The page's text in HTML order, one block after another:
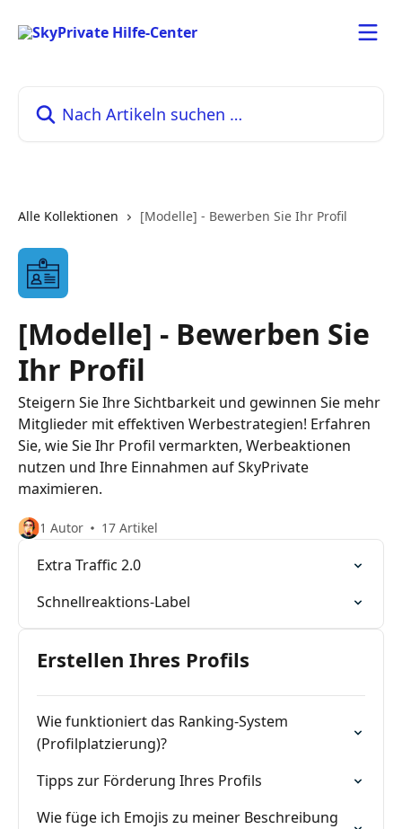
Alle Kollektionen [Modelle] - Bewerben Sie Ihr Profil
[Modelle] - Bewerben Sie
Ihr Profil
Steigern Sie Ihre Sichtbarkeit und gewinnen Sie mehr
Mitglieder mit effektiven Werbestrategien! Erfahren
Sie, wie Sie Ihr Profil vermarkten, Werbeaktionen
nutzen und Ihre Einnahmen auf SkyPrivate
maximieren.
1 Autor 17 Artikel
Extra Traffic 2.0
Schnellreaktions-Label
Erstellen Ihres Profils
Wie funktioniert das Ranking-System
(Profilplatzierung)?
Tipps zur Förderung Ihres Profils
Wie füge ich Emojis zu meiner Beschreibung